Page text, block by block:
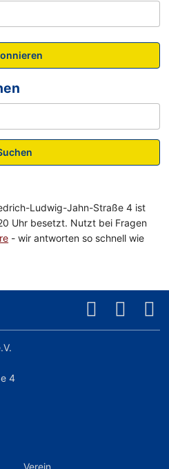
Ludwig-Jahn-Straße 4 ist
Uhr besetzt. Nutzt bei Fragen
- wir antworten so schnell wie
4
Verein